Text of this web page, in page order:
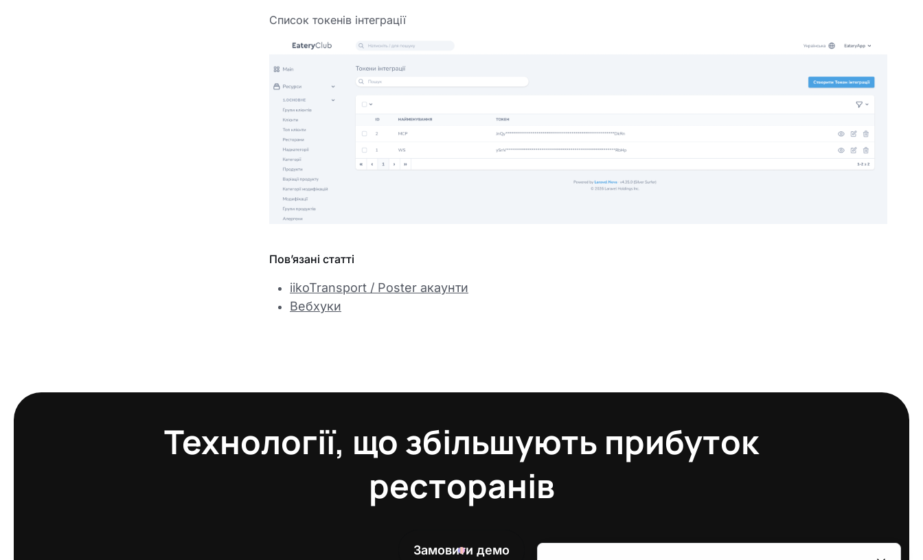
Список токенів інтеграції
Пов’язані статті
iikoTransport / Poster акаунти
Вебхуки
Технології, що збільшують прибуток
ресторанів
Замовити демо